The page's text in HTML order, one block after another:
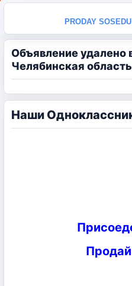
PRODAY SOSEDU
Объявление удалено
Челябинская
Наши